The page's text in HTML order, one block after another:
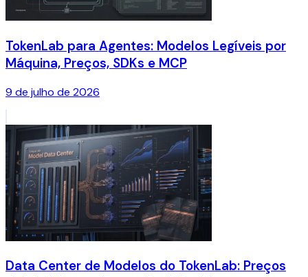
TokenLab para Agentes: Modelos Legíveis por
Máquina, Preços, SDKs e MCP
9 de julho de 2026
Data Center de Modelos do TokenLab: Preços